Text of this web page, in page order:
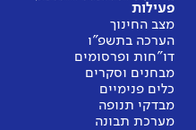
פעילות
מצב החינוך
הערכה בתשפ"ו
דו"חות ופרסומים
מבחנים וסקרים
כלים פנימיים
מבדקי תנופה
מערכת תבונה